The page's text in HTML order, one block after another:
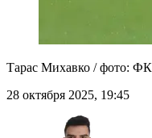
Тарас Михавко / фото:
28 октября 2025, 19:45